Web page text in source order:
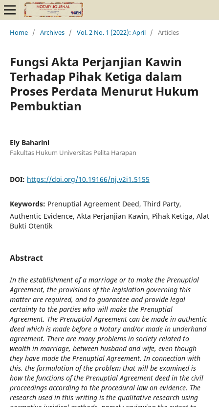
Home / Archives / Vol. 2 No. 1 (2022): April / Articles
Fungsi Akta Perjanjian Kawin
Terhadap Pihak Ketiga dalam
Proses Perdata Menurut Hukum
Pembuktian
Ely Baharini
Fakultas Hukum Universitas Pelita Harapan
DOI: https://doi.org/10.19166/nj.v2i1.5155
Keywords: Prenuptial Agreement Deed, Third Party,
Authentic Evidence, Akta Perjanjian Kawin, Pihak Ketiga, Alat
Bukti Otentik
Abstract
In the establishment of a marriage or to make the Prenuptial
Agreement, the provisions of the legislation governing this
matter are required, and to guarantee and provide legal
certainty to the parties who will make the Prenuptial
Agreement. The Prenuptial Agreement can be made in authentic
deed which is made before a Notary and/or made in underhand
agreement. There are many problems in society related to
wealth in marriage, between husband and wife, even though
they have made the Prenuptial Agreement. In connection with
this, the formulation of the problem that will be examined is
how the functions of the Prenuptial Agreement deed in the civil
proceedings according to the procedural law on evidence. The
research used in this writing is the qualitative research using